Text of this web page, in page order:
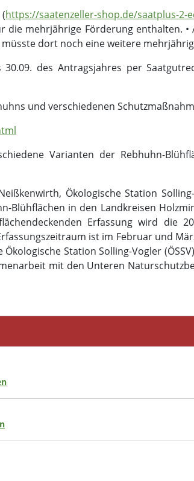
https://saatenzeller-shop.de/saatplus-2-
mehrjährige Förderung enthalten.
dort noch eine weitere
des Antragsjahres per
und verschiedenen
Varianten der Rebhuhn-
Ökologische Station
Blühflächen in den Landkreisen
Erfassung wird die
ist im Februar und
Ökologische Station Solling-Vogler
mit den Unteren